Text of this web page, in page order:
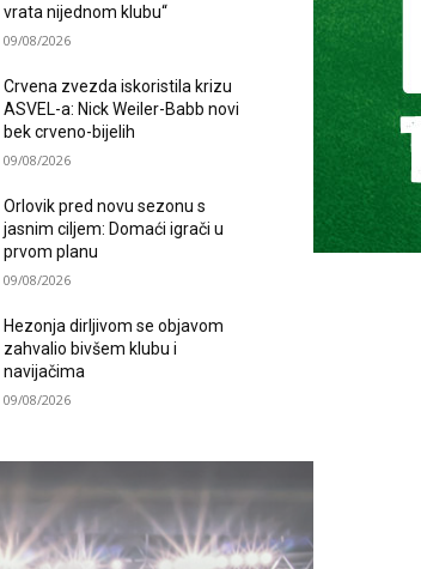
vrata nijednom klubu“
09/08/2026
Crvena zvezda iskoristila krizu
ASVEL-a: Nick Weiler-Babb novi
bek crveno-bijelih
09/08/2026
Orlovik pred novu sezonu s
jasnim ciljem: Domaći igrači u
prvom planu
09/08/2026
Hezonja dirljivom se objavom
zahvalio bivšem klubu i
navijačima
09/08/2026